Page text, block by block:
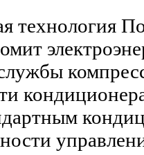
технология